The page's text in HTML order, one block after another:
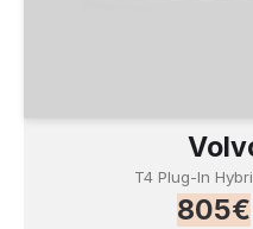
T4 Plug-In
805€